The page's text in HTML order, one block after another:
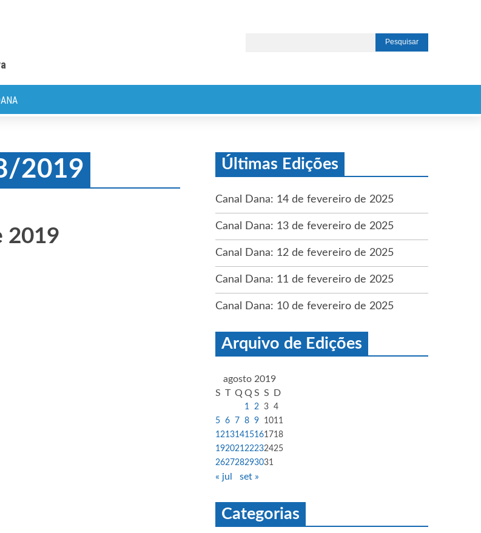
2019
2019
Últimas Edições
Canal Dana: 14 de fevereiro de 2025
Canal Dana: 13 de fevereiro de 2025
Canal Dana: 12 de fevereiro de 2025
Canal Dana: 11 de fevereiro de 2025
Canal Dana: 10 de fevereiro de 2025
Arquivo de Edições
agosto 2019
S T Q Q S S D
1 2 3 4
5 6 7 8 9 1011
12131415161718
19202122232425
262728293031
« jul set »
Categorias